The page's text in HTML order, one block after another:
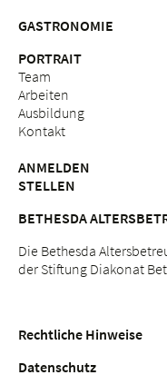
GASTRONOMIE
PORTRAIT
Team
Arbeiten
Ausbildung
Kontakt
ANMELDEN
STELLEN
BETHESDA
Die Bethesda
der Stiftung Diakonat
Rechtliche Hinweise
Datenschutz